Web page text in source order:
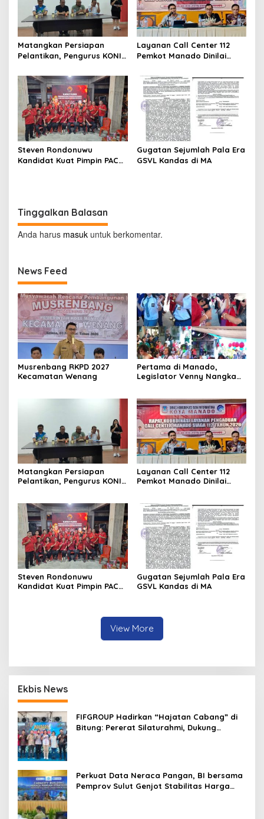
Matangkan Persiapan
Pelantikan, Pengurus KONI
Perdana
Layanan Call Center 112
Pemkot Manado Dinilai
Masyarakat
Steven Rondonuwu
Kandidat Kuat Pimpin PAC
Gugatan Sejumlah Pala Era
GSVL Kandas di MA
Tinggalkan Balasan
Anda harus masuk untuk berkomentar.
News Feed
Musrenbang RKPD 2027
Kecamatan Wenang
Pertama di Manado,
Legislator Venny Nangka
Matangkan Persiapan
Pelantikan, Pengurus KONI
Layanan Call Center 112
Pemkot Manado Dinilai
Steven Rondonuwu
Kandidat Kuat Pimpin PAC
Gugatan Sejumlah Pala Era
GSVL Kandas di MA
View More
Ekbis News
FIFGROUP Hadirkan “Hajatan Cabang” di
Bitung: Pererat Silaturahmi, Dukung
Perkuat Data Neraca Pangan, BI bersama
Pemprov Sulut Genjot Stabilitas Harga